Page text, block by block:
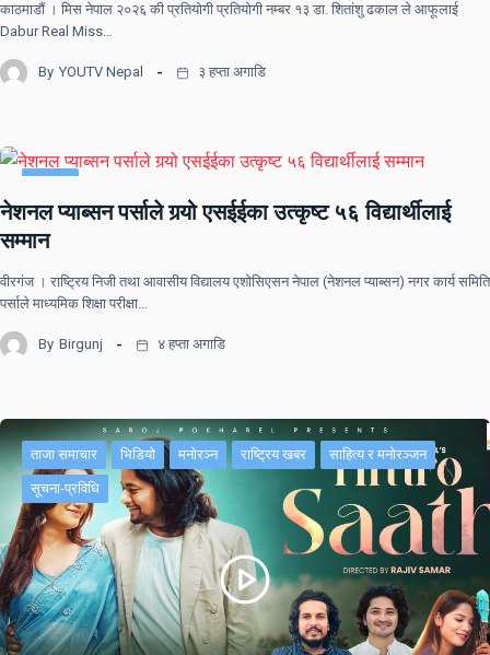
काठमाडौं । मिस नेपाल २०२६ की प्रतियोगी प्रतियोगी नम्बर १३ डा. शितांशु ढकाल ले आफूलाई
Dabur Real Miss…
By YOUTV Nepal ३ हप्ता अगाडि
नेशनल प्याब्सन पर्साले गर्‍यो एसईईका उत्कृष्ट ५६ विद्यार्थीलाई
सम्मान
वीरगंज । राष्ट्रिय निजी तथा आवासीय विद्यालय एशोसिएसन नेपाल (नेशनल प्याब्सन) नगर कार्य समिति
पर्साले माध्यमिक शिक्षा परीक्षा…
By Birgunj ४ हप्ता अगाडि
ताजा समाचार भिडियो मनोरञ्न राष्ट्रिय खबर साहित्य र मनोरञ्जन
सूचना-प्रविधि